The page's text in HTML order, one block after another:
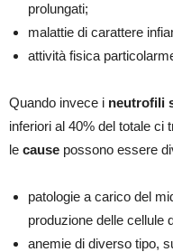
prolungati;
malattie di carattere
attività fisica
Quando invece i neutrofili
inferiori al 40% del totale ci
le cause possono essere
patologie a carico del
produzione delle cellule
anemie di diverso tipo,